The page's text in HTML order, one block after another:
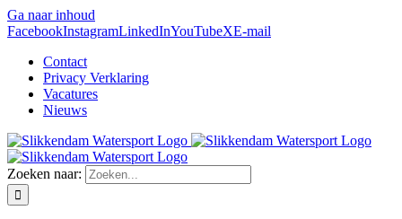
Ga naar inhoud
FacebookInstagramLinkedInYouTubeXE-mail
Contact
Privacy Verklaring
Vacatures
Nieuws
Zoeken naar: